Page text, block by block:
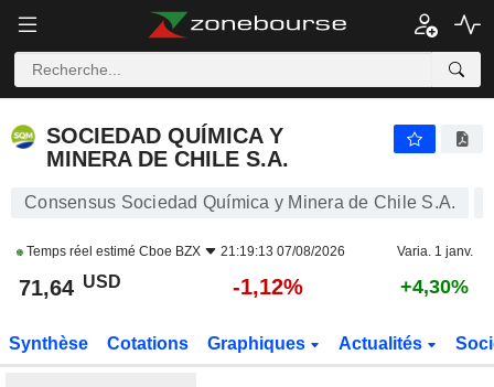
SOCIEDAD QUÍMICA Y
MINERA DE CHILE S.A.
Consensus Sociedad Química y Minera de Chile S.A.
Temps réel estimé Cboe BZX 21:19:13 07/08/2026 Varia. 1 janv.
71,64 USD -1,12% +4,30%
Synthèse Cotations Graphiques Actualités